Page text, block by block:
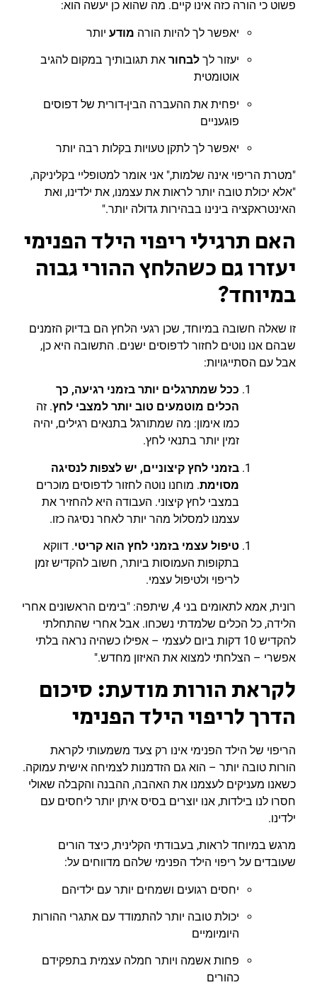
פשוט כי הורה כזה אינו קיים. מה שהוא כן יעשה הוא:
יאפשר לך להיות הורה מודע יותר
יעזור לך לבחור את תגובותיך במקום להגיב
אוטומטית
יפחית את ההעברה הבין-דורית של דפוסים
פוגעניים
יאפשר לך לתקן טעויות בקלות רבה יותר
"מטרת הריפוי אינה שלמות," אני אומר למטופליי בקליניקה,
"אלא יכולת טובה יותר לראות את עצמנו, את ילדינו, ואת
האינטראקציה בינינו בבהירות גדולה יותר."
האם תרגילי ריפוי הילד הפנימי
יעזרו גם כשהלחץ ההורי גבוה
במיוחד?
זו שאלה חשובה במיוחד, שכן רגעי הלחץ הם בדיוק הזמנים
שבהם אנו נוטים לחזור לדפוסים ישנים. התשובה היא כן,
אבל עם הסתייגויות:
ככל שמתרגלים יותר בזמני רגיעה, כך
הכלים מוטמעים טוב יותר למצבי לחץ. זה
כמו אימון: מה שמתורגל בתנאים רגילים, יהיה
זמין יותר בתנאי לחץ.
בזמני לחץ קיצוניים, יש לצפות לנסיגה
מסוימת. מוחנו נוטה לחזור לדפוסים מוכרים
במצבי לחץ קיצוני. העבודה היא להחזיר את
עצמנו למסלול מהר יותר לאחר נסיגה כזו.
טיפול עצמי בזמני לחץ הוא קריטי. דווקא
בתקופות העמוסות ביותר, חשוב להקדיש זמן
לריפוי ולטיפול עצמי.
רונית, אמא לתאומים בני 4, שיתפה: "בימים הראשונים אחרי
הלידה, כל הכלים שלמדתי נשכחו. אבל אחרי שהתחלתי
להקדיש 10 דקות ביום לעצמי – אפילו כשהיה נראה בלתי
אפשרי – הצלחתי למצוא את האיזון מחדש."
לקראת הורות מודעת: סיכום
הדרך לריפוי הילד הפנימי
הריפוי של הילד הפנימי אינו רק צעד משמעותי לקראת
הורות טובה יותר – הוא גם הזדמנות לצמיחה אישית עמוקה.
כשאנו מעניקים לעצמנו את האהבה, ההבנה והקבלה שאולי
חסרו לנו בילדות, אנו יוצרים בסיס איתן יותר ליחסים עם
ילדינו.
מרגש במיוחד לראות, בעבודתי הקלינית, כיצד הורים
שעובדים על ריפוי הילד הפנימי שלהם מדווחים על:
יחסים רגועים ושמחים יותר עם ילדיהם
יכולת טובה יותר להתמודד עם אתגרי ההורות
היומיומיים
פחות אשמה ויותר חמלה עצמית בתפקידם
כהורים